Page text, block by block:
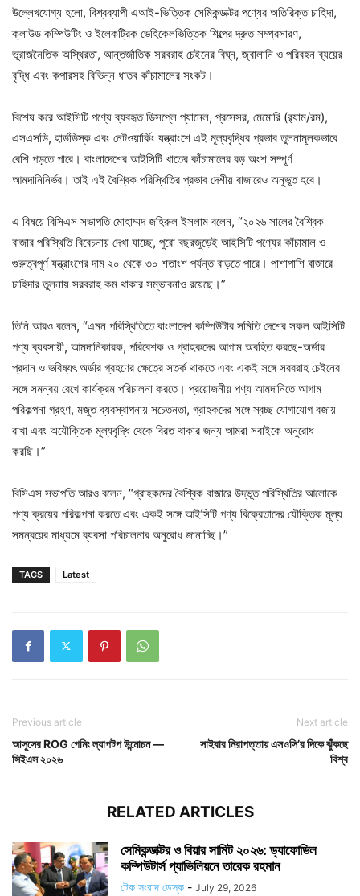
উল্লেখযোগ্য হলো, বিশ্বব্যাপী এআই-ভিত্তিক সেমিকন্ডাক্টর পণ্যের অতিরিক্ত চাহিদা,
ক্লাউড কম্পিউটিং ও ইলেকট্রিক ভেহিকেলভিত্তিক শিল্পের দ্রুত সম্প্রসারণ,
ভূরাজনৈতিক অস্থিরতা, আন্তর্জাতিক সরবরাহ চেইনের বিঘ্ন, জ্বালানি ও পরিবহন ব্যয়ের
বৃদ্ধি এবং কপারসহ বিভিন্ন ধাতব কাঁচামালের সংকট।
বিশেষ করে আইসিটি পণ্যে ব্যবহৃত ডিসপ্লে প্যানেল, প্রসেসর, মেমোরি (র‍্যাম/রম),
এসএসডি, হার্ডডিস্ক এবং নেটওয়ার্কিং যন্ত্রাংশে এই মূল্যবৃদ্ধির প্রভাব তুলনামূলকভাবে
বেশি পড়তে পারে। বাংলাদেশের আইসিটি খাতের কাঁচামালের বড় অংশ সম্পূর্ণ
আমদানিনির্ভর। তাই এই বৈশ্বিক পরিস্থিতির প্রভাব দেশীয় বাজারেও অনুভূত হবে।
এ বিষয়ে বিসিএস সভাপতি মোহাম্মদ জহিরুল ইসলাম বলেন, “২০২৬ সালের বৈশ্বিক
বাজার পরিস্থিতি বিবেচনায় দেখা যাচ্ছে, পুরো বছরজুড়েই আইসিটি পণ্যের কাঁচামাল ও
গুরুত্বপূর্ণ যন্ত্রাংশের দাম ২০ থেকে ৩০ শতাংশ পর্যন্ত বাড়তে পারে। পাশাপাশি বাজারে
চাহিদার তুলনায় সরবরাহ কম থাকার সম্ভাবনাও রয়েছে।”
তিনি আরও বলেন, “এমন পরিস্থিতিতে বাংলাদেশ কম্পিউটার সমিতি দেশের সকল আইসিটি
পণ্য ব্যবসায়ী, আমদানিকারক, পরিবেশক ও গ্রাহকদের আগাম অবহিত করছে-অর্ডার
প্রদান ও ভবিষ্যৎ অর্ডার গ্রহণের ক্ষেত্রে সতর্ক থাকতে এবং একই সঙ্গে সরবরাহ চেইনের
সঙ্গে সমন্বয় রেখে কার্যক্রম পরিচালনা করতে। প্রয়োজনীয় পণ্য আমদানিতে আগাম
পরিকল্পনা গ্রহণ, মজুত ব্যবস্থাপনায় সচেতনতা, গ্রাহকদের সঙ্গে স্বচ্ছ যোগাযোগ বজায়
রাখা এবং অযৌক্তিক মূল্যবৃদ্ধি থেকে বিরত থাকার জন্য আমরা সবাইকে অনুরোধ
করছি।”
বিসিএস সভাপতি আরও বলেন, “গ্রাহকদের বৈশ্বিক বাজারে উদ্ভূত পরিস্থিতির আলোকে
পণ্য ক্রয়ের পরিকল্পনা করতে এবং একই সঙ্গে আইসিটি পণ্য বিক্রেতাদের যৌক্তিক মূল্য
সমন্বয়ের মাধ্যমে ব্যবসা পরিচালনার অনুরোধ জানাচ্ছি।”
TAGS Latest
Previous article
আসুসের ROG গেমিং ল্যাপটপ উন্মোচন —
সিইএস ২০২৬
Next article
সাইবার নিরাপত্তায় এসওসি’র দিকে ঝুঁকছে
বিশ্ব
RELATED ARTICLES
সেমিকন্ডাক্টর ও বিয়ার সামিট ২০২৬: ড্যাফোডিল
কম্পিউটার্স প্যাভিলিয়নে তারেক রহমান
টেক সংবাদ ডেস্ক - July 29, 2026